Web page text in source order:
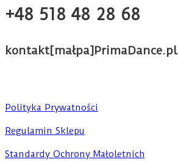
+48 518 48 28 68
kontakt[małpa]PrimaDance.pl
Polityka Prywatności
Regulamin Sklepu
Standardy Ochrony Małoletnich